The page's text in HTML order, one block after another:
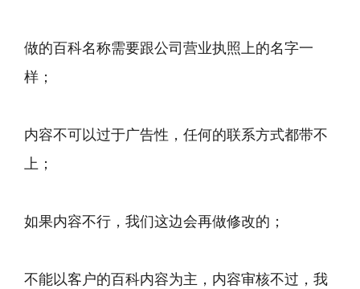
做的百科名称需要跟公司营业执照上的名字一
样；
内容不可以过于广告性，任何的联系方式都带不
上；
如果内容不行，我们这边会再做修改的；
不能以客户的百科内容为主，内容审核不过，我